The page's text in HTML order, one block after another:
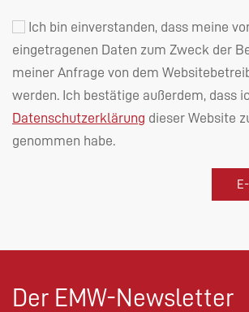
Ich bin einverstanden, dass meine
eingetragenen Daten zum Zweck der
meiner Anfrage von dem
werden. Ich bestätige außerdem, dass
Datenschutzerklärung dieser Website
genommen habe.
Der EMW-Newsletter